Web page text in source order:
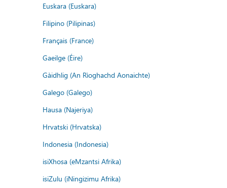
Euskara (Euskara)
Filipino (Pilipinas)
Français (France)
Gaeilge (Éire)
Gàidhlig (An Rìoghachd Aonaichte)
Galego (Galego)
Hausa (Najeriya)
Hrvatski (Hrvatska)
Indonesia (Indonesia)
isiXhosa (eMzantsi Afrika)
isiZulu (iNingizimu Afrika)